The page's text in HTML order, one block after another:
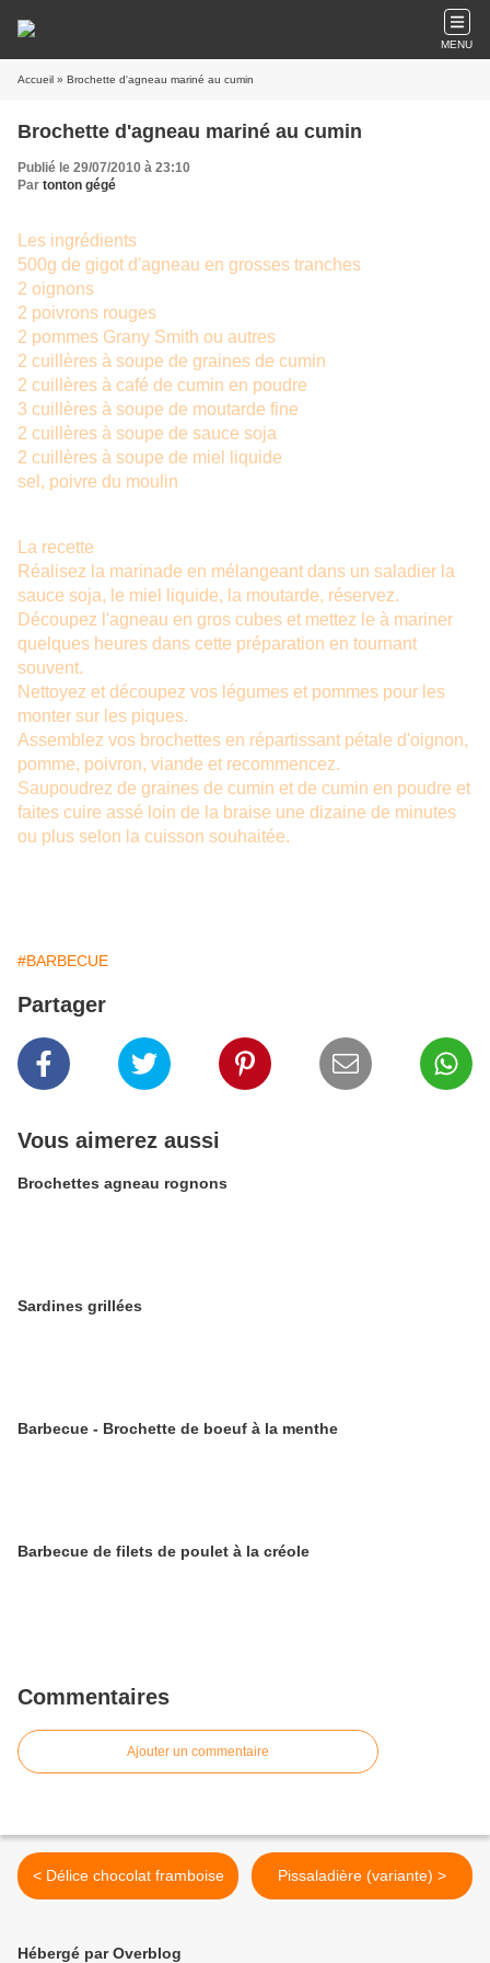
MENU
Accueil » Brochette d'agneau mariné au cumin
Brochette d'agneau mariné au cumin
Publié le 29/07/2010 à 23:10
Par tonton gégé
Les ingrédients
500g de gigot d'agneau en grosses tranches
2 oignons
2 poivrons rouges
2 pommes Grany Smith ou autres
2 cuillères à soupe de graines de cumin
2 cuillères à café de cumin en poudre
3 cuillères à soupe de moutarde fine
2 cuillères à soupe de sauce soja
2 cuillères à soupe de miel liquide
sel, poivre du moulin
La recette
Réalisez la marinade en mélangeant dans un saladier la
sauce soja, le miel liquide, la moutarde, réservez.
Découpez l'agneau en gros cubes et mettez le à mariner
quelques heures dans cette préparation en tournant
souvent.
Nettoyez et découpez vos légumes et pommes pour les
monter sur les piques.
Assemblez vos brochettes en répartissant pétale d'oignon,
pomme, poivron, viande et recommencez.
Saupoudrez de graines de cumin et de cumin en poudre et
faites cuire assé loin de la braise une dizaine de minutes
ou plus selon la cuisson souhaitée.
#BARBECUE
Partager
Vous aimerez aussi
Brochettes agneau rognons
Sardines grillées
Barbecue - Brochette de boeuf à la menthe
Barbecue de filets de poulet à la créole
Commentaires
Ajouter un commentaire
< Délice chocolat framboise Pissaladière (variante) >
Hébergé par Overblog